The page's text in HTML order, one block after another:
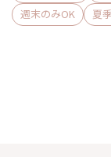
入店祝い金3万円
週末のみOK
夏